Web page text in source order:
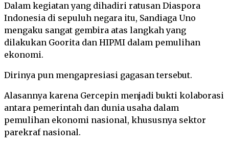
Dalam kegiatan yang dihadiri ratusan Diaspora
Indonesia di sepuluh negara itu, Sandiaga Uno
mengaku sangat gembira atas langkah yang
dilakukan Goorita dan HIPMI dalam pemulihan
ekonomi.
Dirinya pun mengapresiasi gagasan tersebut.
Alasannya karena Gercepin menjadi bukti kolaborasi
antara pemerintah dan dunia usaha dalam
pemulihan ekonomi nasional, khususnya sektor
parekraf nasional.